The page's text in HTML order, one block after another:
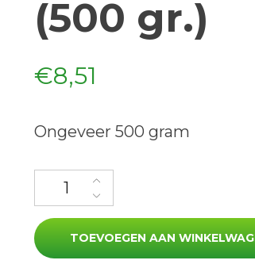
(500 gr.)
€8,51
Ongeveer 500 gram
Belegen kaas (500 gr.) aantal
TOEVOEGEN AAN